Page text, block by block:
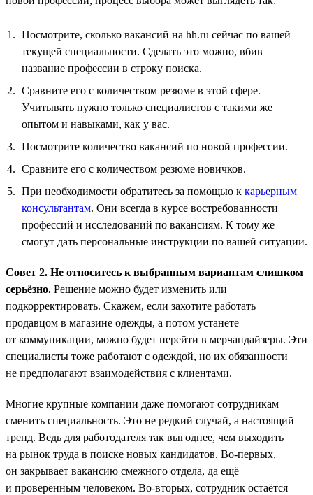
Посмотрите, сколько вакансий на hh.ru сейчас по вашей
текущей специальности. Сделать это можно, вбив
название профессии в строку поиска.
Сравните его с количеством резюме в этой сфере.
Учитывать нужно только специалистов с такими же
опытом и навыками, как у вас.
Посмотрите количество вакансий по новой профессии.
Сравните его с количеством резюме новичков.
При необходимости обратитесь за помощью к карьерным
консультантам. Они всегда в курсе востребованности
профессий и исследований по вакансиям. К тому же
смогут дать персональные инструкции по вашей ситуации.
Совет 2. Не относитесь к выбранным вариантам слишком
серьёзно. Решение можно будет изменить или
подкорректировать. Скажем, если захотите работать
продавцом в магазине одежды, а потом устанете
от коммуникации, можно будет перейти в мерчандайзеры. Эти
специалисты тоже работают с одеждой, но их обязанности
не предполагают взаимодействия с клиентами.
Многие крупные компании даже помогают сотрудникам
сменить специальность. Это не редкий случай, а настоящий
тренд. Ведь для работодателя так выгоднее, чем выходить
на рынок труда в поиске новых кандидатов. Во-первых,
он закрывает вакансию смежного отдела, да ещё
и проверенным человеком. Во-вторых, сотрудник остаётся